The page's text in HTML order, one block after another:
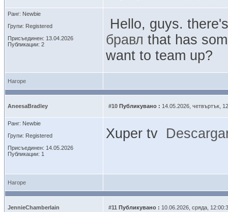
Ранг: Newbie
Групи: Registered
Присъединен: 13.04.2026
Публикации: 2
Hello, guys.
бравл that has
want to team up?
Нагоре
AneesaBradley #10 Публикувано : 14.05.2026, четвъртък,
Ранг: Newbie
Групи: Registered
Присъединен: 14.05.2026
Публикации: 1
Xuper tv
Нагоре
JennieChamberlain #11 Публикувано : 10.06.2026, сряда,